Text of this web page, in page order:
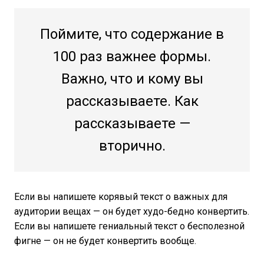
Поймите, что содержание в
100 раз важнее формы.
Важно, что и кому вы
рассказываете. Как
рассказываете —
вторично.
Если вы напишете корявый текст о важных для
аудитории вещах — он будет худо-бедно конвертить.
Если вы напишете гениальный текст о бесполезной
фигне — он не будет конвертить вообще.